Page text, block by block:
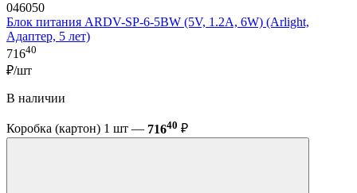
046050
Блок питания ARDV-SP-6-5BW (5V, 1.2A, 6W) (Arlight,
Адаптер, 5 лет)
71640
₽/шт
В наличии
Коробка (картон) 1 шт — 71640 ₽